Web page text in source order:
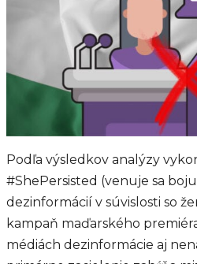
Podľa výsledkov analýzy
#ShePersisted (venuje sa
dezinformácií v súvislosti so
kampaň maďarského
médiách dezinformácie aj